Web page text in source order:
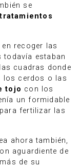
se
tratamientos
recoger las
todavía estaban
cuadras donde
los cerdos o las
tojo con los
un formidable
fertilizar las
ahora también,
aguardiente de
de su